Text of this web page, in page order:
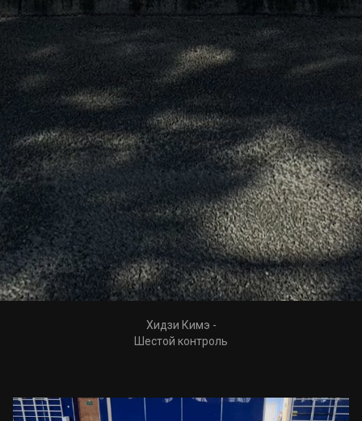
Хидзи Кимэ -
Шестой контроль